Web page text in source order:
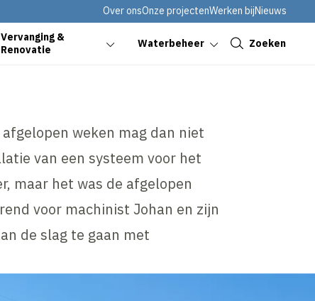
Over onsOnze projectenWerken bijNieuws
Vervanging &
Renovatie
Waterbeheer Zoeken
weken mag dan niet
van een systeem voor het
maar het was de afgelopen
voor machinist Johan en zijn
de slag te gaan met
Sluiten